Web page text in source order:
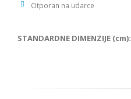
Otporan na udarce
STANDARDNE DIMENZIJE (cm):